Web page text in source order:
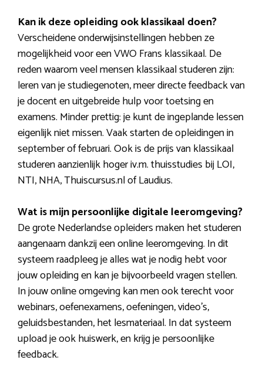
Kan ik deze opleiding ook klassikaal doen?
Verscheidene onderwijsinstellingen hebben ze
mogelijkheid voor een VWO Frans klassikaal. De
reden waarom veel mensen klassikaal studeren zijn:
leren van je studiegenoten, meer directe feedback van
je docent en uitgebreide hulp voor toetsing en
examens. Minder prettig: je kunt de ingeplande lessen
eigenlijk niet missen. Vaak starten de opleidingen in
september of februari. Ook is de prijs van klassikaal
studeren aanzienlijk hoger iv.m. thuisstudies bij LOI,
NTI, NHA, Thuiscursus.nl of Laudius.
Wat is mijn persoonlijke digitale leeromgeving?
De grote Nederlandse opleiders maken het studeren
aangenaam dankzij een online leeromgeving. In dit
systeem raadpleeg je alles wat je nodig hebt voor
jouw opleiding en kan je bijvoorbeeld vragen stellen.
In jouw online omgeving kan men ook terecht voor
webinars, oefenexamens, oefeningen, video’s,
geluidsbestanden, het lesmateriaal. In dat systeem
upload je ook huiswerk, en krijg je persoonlijke
feedback.